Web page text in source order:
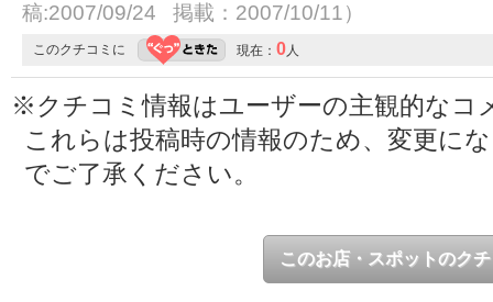
稿:2007/09/24 掲載：2007/10/11）
このクチコミに 現在： 0人
※クチコミ情報はユーザーの主観的なコ
これらは投稿時の情報のため、変更に
でご了承ください。
このお店・スポットのク